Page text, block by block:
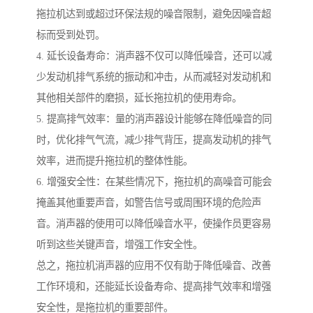
拖拉机达到或超过环保法规的噪音限制，避免因噪音超
标而受到处罚。
4. 延长设备寿命：消声器不仅可以降低噪音，还可以减
少发动机排气系统的振动和冲击，从而减轻对发动机和
其他相关部件的磨损，延长拖拉机的使用寿命。
5. 提高排气效率：量的消声器设计能够在降低噪音的同
时，优化排气气流，减少排气背压，提高发动机的排气
效率，进而提升拖拉机的整体性能。
6. 增强安全性：在某些情况下，拖拉机的高噪音可能会
掩盖其他重要声音，如警告信号或周围环境的危险声
音。消声器的使用可以降低噪音水平，使操作员更容易
听到这些关键声音，增强工作安全性。
总之，拖拉机消声器的应用不仅有助于降低噪音、改善
工作环境和，还能延长设备寿命、提高排气效率和增强
安全性，是拖拉机的重要部件。